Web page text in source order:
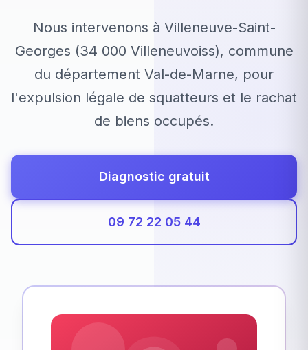
Nous intervenons à Villeneuve-Saint-
Georges (34 000 Villeneuvoiss), commune
du département Val-de-Marne, pour
l'expulsion légale de squatteurs et le rachat
de biens occupés.
Diagnostic gratuit
09 72 22 05 44